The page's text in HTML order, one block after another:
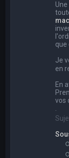
que
Je
en
En
vos